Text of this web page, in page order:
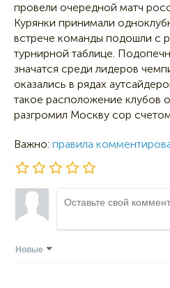
провели очередной матч
Курянки принимали
встрече команды подошли с
турнирной таблице.
значатся среди лидеров
оказались в рядах
такое расположение клубов
разгромил Москву сор
Важно: правила
Новые